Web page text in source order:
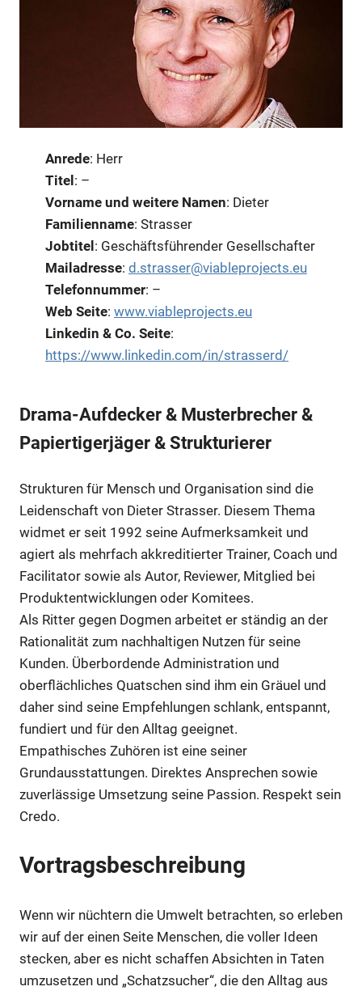
Anrede: Herr
Titel : –
Vorname und weitere Namen: Dieter
Familienname: Strasser
Jobtitel : Geschäftsführender Gesellschafter
Mailadresse: d.strasser@viableprojects.eu
Telefonnummer: –
Web Seite: www.viableprojects.eu
Linkedin & Co. Seite:
https://www.linkedin.com/in/strasserd/
Drama-Aufdecker & Musterbrecher &
Papiertigerjäger & Strukturierer
Strukturen für Mensch und Organisation sind die
Leidenschaft von Dieter Strasser. Diesem Thema
widmet er seit 1992 seine Aufmerksamkeit und
agiert als mehrfach akkreditierter Trainer, Coach und
Facilitator sowie als Autor, Reviewer, Mitglied bei
Produktentwicklungen oder Komitees.
Als Ritter gegen Dogmen arbeitet er ständig an der
Rationalität zum nachhaltigen Nutzen für seine
Kunden. Überbordende Administration und
oberflächliches Quatschen sind ihm ein Gräuel und
daher sind seine Empfehlungen schlank, entspannt,
fundiert und für den Alltag geeignet.
Empathisches Zuhören ist eine seiner
Grundausstattungen. Direktes Ansprechen sowie
zuverlässige Umsetzung seine Passion. Respekt sein
Credo.
Vortragsbeschreibung
Wenn wir nüchtern die Umwelt betrachten, so erleben
wir auf der einen Seite Menschen, die voller Ideen
stecken, aber es nicht schaffen Absichten in Taten
umzusetzen und „Schatzsucher“, die den Alltag aus